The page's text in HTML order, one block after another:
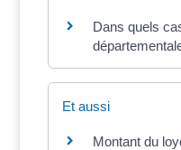
Dans quels
Et aussi
Montant du